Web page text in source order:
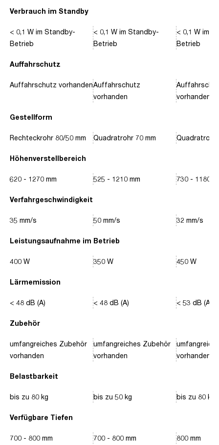
Verbrauch im Standby
Auffahrschutz
Gestellform
Höhenverstellbereich
Verfahrgeschwindigkeit
Leistungsaufnahme im Betrieb
Lärmemission
Zubehör
Belastbarkeit
Verfügbare Tiefen
< 0,1 W im Standby-
Betrieb
Auffahrschutz vorhanden
Rechteckrohr 80/50 mm
620 - 1270 mm
35 mm/s
400 W
< 48 dB (A)
umfangreiches Zubehör
vorhanden
bis zu 80 kg
700 - 800 mm
< 0,1 W im Standby-
Betrieb
Auffahrschutz
vorhanden
Quadratrohr 70 mm
525 - 1210 mm
50 mm/s
350 W
< 48 dB (A)
umfangreiches Zubehör
vorhanden
bis zu 50 kg
700 - 800 mm
< 0,1 W im
Betrieb
vorhanden
Quadratrohr
730 - 1180
32 mm/s
450 W
< 53 dB (A)
vorhanden
bis zu 80 kg
800 mm